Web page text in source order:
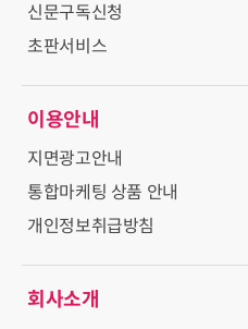
신문구독신청
초판서비스
이용안내
지면광고안내
통합마케팅 상품 안내
개인정보취급방침
회사소개